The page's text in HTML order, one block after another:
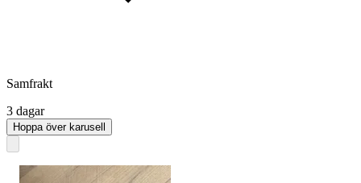
Samfrakt
3 dagar
Hoppa över karusell